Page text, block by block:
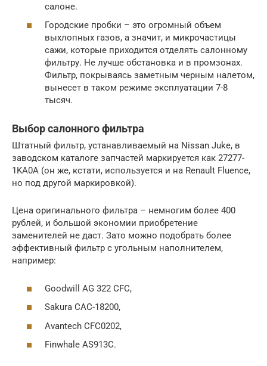
салоне.
Городские пробки – это огромный объем
выхлопных газов, а значит, и микрочастицы
сажи, которые приходится отделять салонному
фильтру. Не лучше обстановка и в промзонах.
Фильтр, покрываясь заметным черным налетом,
вынесет в таком режиме эксплуатации 7-8
тысяч.
Выбор салонного фильтра
Штатный фильтр, устанавливаемый на Nissan Juke, в
заводском каталоге запчастей маркируется как 27277-
1KA0A (он же, кстати, используется и на Renault Fluence,
но под другой маркировкой).
Цена оригинального фильтра – немногим более 400
рублей, и большой экономии приобретение
заменителей не даст. Зато можно подобрать более
эффективный фильтр с угольным наполнителем,
например:
Goodwill AG 322 CFC,
Sakura CAC-18200,
Avantech CFC0202,
Finwhale AS913C.